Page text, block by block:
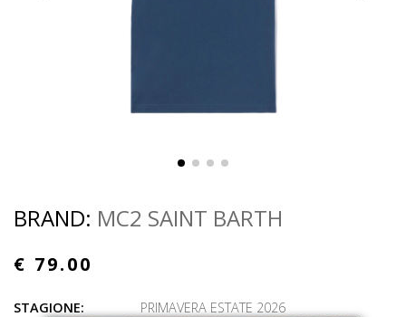
BRAND: MC2 SAINT BARTH
€ 79.00
STAGIONE:
PRIMAVERA ESTATE 2026